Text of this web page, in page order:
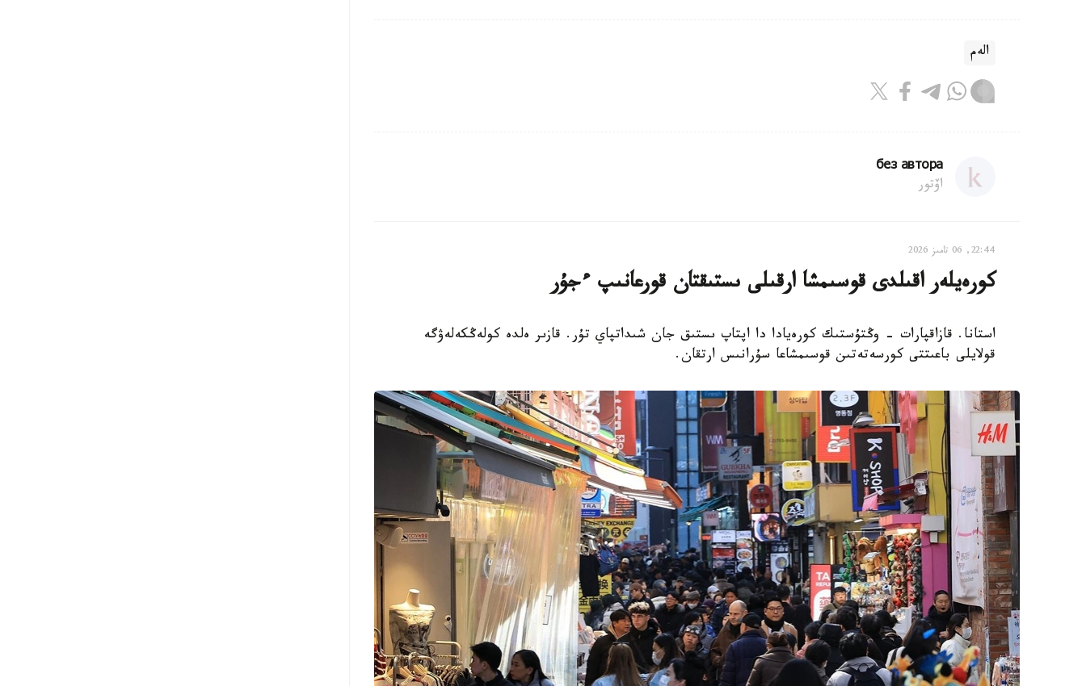
الەم
без автора
اۆتور
22:44, 06 تامىز 2026
كورەيلەر اقىلدى قوسىمشا ارقىلى ىستىقتان قورعانىپ ءجۇر
استانا. قازاقپارات - وڭتۇستىك كورەيادا دا اپتاپ ىستىق جان شىداتپاي تۇر. قازىر ەلدە كولەڭكەلەۋگە
قولايلى باعىتتى كورسەتەتىن قوسىمشاعا سۇرانىس ارتقان.